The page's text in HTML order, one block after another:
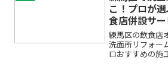
オーナーやこれ
こ！プロが
食店併設サ
プラン
練馬区の飲食店
洗面所リフォー
ロおすすめの施
の洗面所をリ